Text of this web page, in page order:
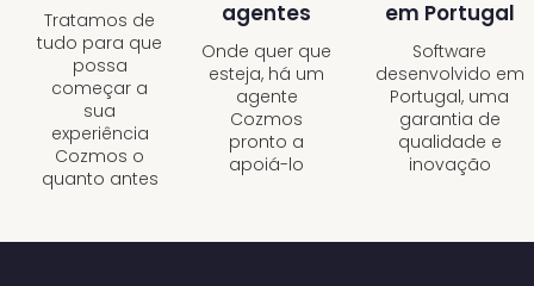
Tratamos de
tudo para que
possa
começar a
sua
experiência
Cozmos o
quanto antes
agentes
Onde quer que
esteja, há um
agente
Cozmos
pronto a
apoiá-lo
em Portugal
Software
desenvolvido em
Portugal, uma
garantia de
qualidade e
inovação